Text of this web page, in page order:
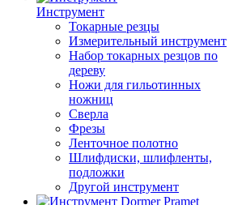
Инструмент
Токарные резцы
Измерительный инструмент
Набор токарных резцов по
дереву
Ножи для гильотинных
ножниц
Сверла
Фрезы
Ленточное полотно
Шлифдиски, шлифленты,
подложки
Другой инструмент